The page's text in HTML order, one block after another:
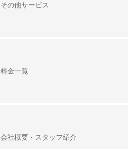
その他サービス
料金一覧
会社概要・スタッフ紹介